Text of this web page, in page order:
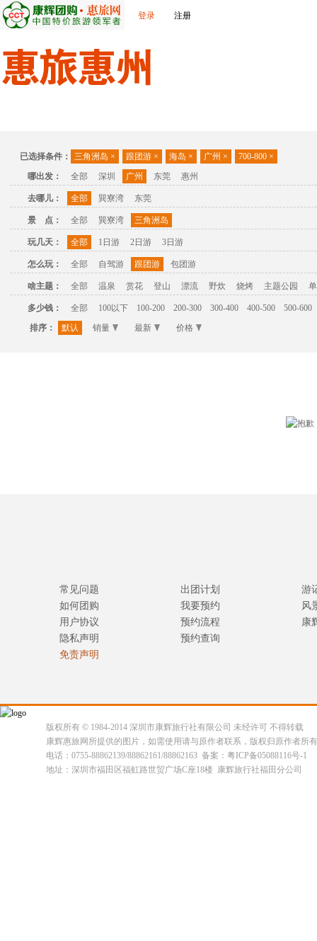
登录 注册
已选择条件： 三角洲岛 × 跟团游 × 海岛 × 广州 × 700-800 ×
哪出发：
全部 深圳 广州 东莞 惠州
去哪儿： 全部 巽寮湾 东莞
景 点： 全部 巽寮湾 三角洲岛
玩几天： 全部 1日游 2日游 3日游
怎么玩： 全部 自驾游 跟团游 包团游
啥主题： 全部 温泉 赏花 登山 漂流 野炊 烧烤 主题公园
多少钱： 全部 100以下 100-200 200-300 300-400 400-500
500-600
排序：
默认 销量 最新 价格
常见问题
如何团购
用户协议
隐私声明
免责声明
出团计划
我要预约
预约流程
预约查询
游
风
康
版权所有 © 1984-2014 深圳市康辉旅行社有限公司 未经许可 不得转载
康辉惠旅网所提供的图片，如需使用请与原作者联系，版权归原作者所
电话：0755-88862139/88862161/88862163 备案：粤ICP备05088116号-1
地址：深圳市福田区福虹路世贸广场C座18楼 康辉旅行社福田分公司